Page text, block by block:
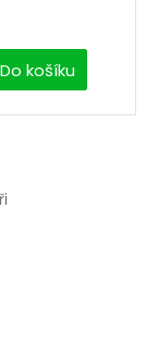
Do košíku